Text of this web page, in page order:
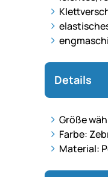
Details
Größe
Farbe:
Material: